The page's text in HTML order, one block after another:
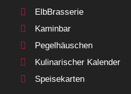
ElbBrasserie
Kaminbar
Pegelhäuschen
Kulinarischer Kalender
Speisekarten